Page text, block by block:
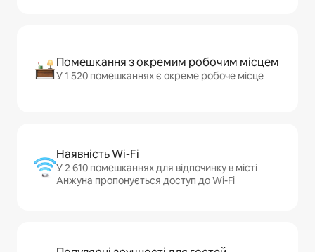
Помешкання з окремим робочим місцем
У 1 520 помешканнях є окреме робоче місце
Наявність Wi-Fi
У 2 610 помешканнях для відпочинку в місті
Анжуна пропонується доступ до Wi-Fi